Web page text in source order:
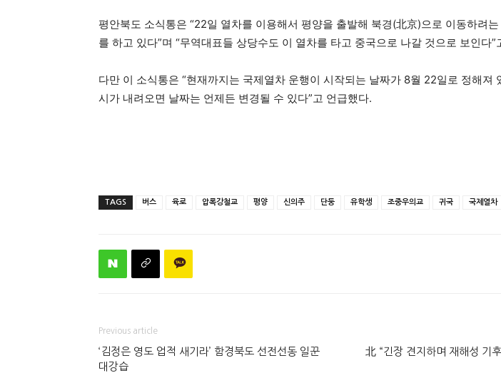
평안북도 소식통은 “22일 열차를 이용해서 평양을 출발해 북경(北京)으로 이동하려
를 하고 있다”며 “무역대표들 상당수도 이 열차를 타고 중국으로 나갈 것으로 보인다”
다만 이 소식통은 “현재까지는 국제열차 운행이 시작되는 날짜가 8월 22일로 정해져
시가 내려오면 날짜는 언제든 변경될 수 있다”고 언급했다.
TAGS 버스 육로 압록강철교 평양 신의주 단둥 유학생 조중우의교 귀국 국제열차
Previous article
‘김정은 영도 업적 새기라’ 함경북도 선전선동 일꾼
대강습
北 “긴장 견지하며 재해성 기